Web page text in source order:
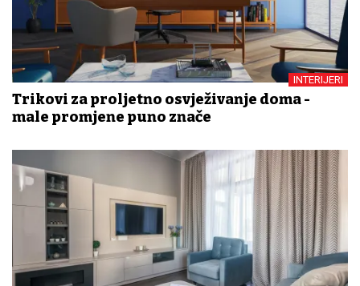
INTERIJERI
Trikovi za proljetno osvježivanje doma -
male promjene puno znače